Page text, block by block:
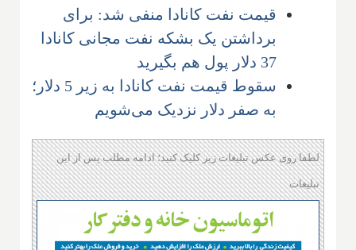
قیمت نفت کانادا منفی شد: برای
برداشتن یک بشکه نفت مجانی کانادا
37 دلار پول هم بگیرید
سقوط قیمت نفت کانادا به زیر 5 دلار؛
به صفر دلار نزدیک می‌شویم
لطفا روی عکس تبلیغات زیر کلیک کنید؛ ادامه مطلب پس از این
تبلیغات